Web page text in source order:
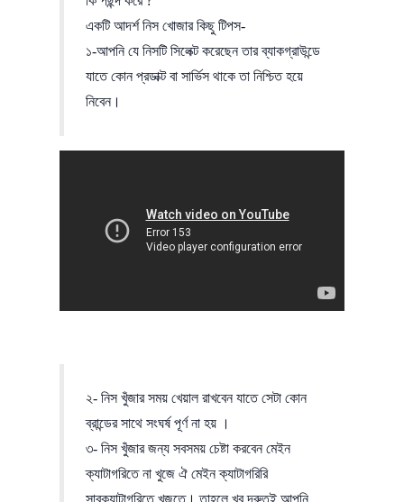
একটি আদর্শ নিস খোজার কিছু টিপস-
১-আপনি যে নিসটি সিলেক্ট করেছেন তার ব্যাকগ্রাউন্ডে
যাতে কোন প্রডাক্ট বা সার্ভিস থাকে তা নিশ্চিত হয়ে
নিবেন।
২- নিস খুঁজার সময় খেয়াল রাখবেন যাতে সেটা কোন
ব্রান্ডের সাথে সংঘর্ষ পূর্ণ না হয় ।
৩- নিস খুঁজার জন্য সবসময় চেষ্টা করবেন মেইন
ক্যাটাগরিতে না খুজে ঐ মেইন ক্যাটাগরিরি